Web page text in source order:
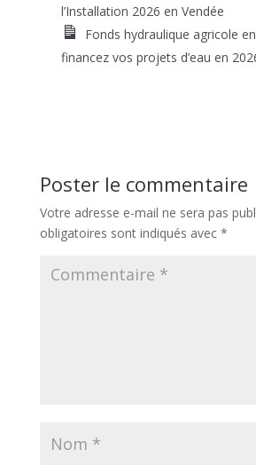
l’Installation 2026 en Vendée
Fonds hydraulique agricole
financez vos projets d’eau en
Poster le commentaire
Votre adresse e-mail ne sera pas
obligatoires sont indiqués avec *